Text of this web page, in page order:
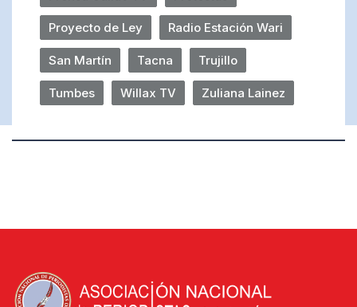
Proyecto de Ley Radio Estación Wari
San Martín Tacna Trujillo
Tumbes Willax TV Zuliana Lainez